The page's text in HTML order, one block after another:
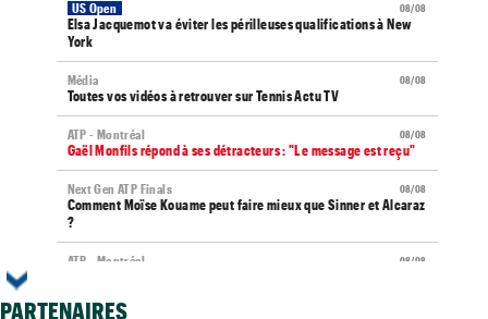
08/08
US Open
Elsa Jacquemot va éviter les périlleuses qualifications à New
York
08/08
Média
Toutes vos vidéos à retrouver sur Tennis Actu TV
08/08
ATP - Montréal
Gaël Monfils répond à ses détracteurs : "Le message est reçu"
08/08
Next Gen ATP Finals
Comment Moïse Kouame peut faire mieux que Sinner et Alcaraz
?
08/08
ATP - Montréal
PARTENAIRES